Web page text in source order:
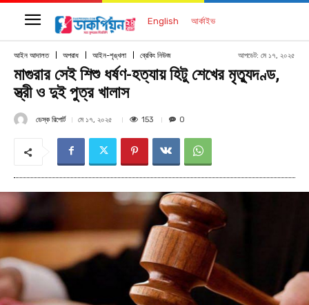
English আর্কাইভ
আইন আদালত অপরাধ আইন-শৃঙ্খলা ব্রেকিং নিউজ আপডেট: মে ১৭, ২০২৫
মাগুরার সেই শিশু ধর্ষণ-হত্যায় হিটু শেখের মৃত্যুদণ্ড,
স্ত্রী ও দুই পুত্র খালাস
ডেস্ক রিপোর্ট মে ১৭, ২০২৫ 153 0